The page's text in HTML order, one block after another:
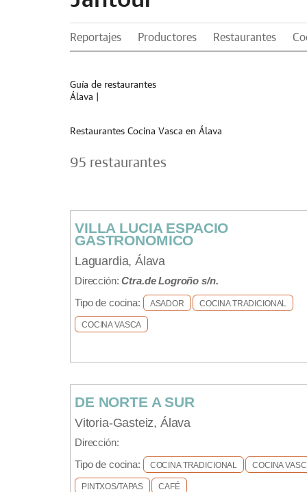
Reportajes Productores Restaurantes
Guía de restaurantes
Álava
Restaurantes Cocina Vasca en Álava
95 restaurantes
VILLA LUCIA ESPACIO
GASTRONOMICO
Laguardia, Álava
Dirección:Ctra.de Logroño s/n.
Tipo de cocina:
ASADOR COCINA TRADICIONAL
COCINA VASCA
DE NORTE A SUR
Vitoria-Gasteiz, Álava
Dirección:
Tipo de cocina:
COCINA TRADICIONAL COCINA
PINTXOS/TAPAS CAFÉ